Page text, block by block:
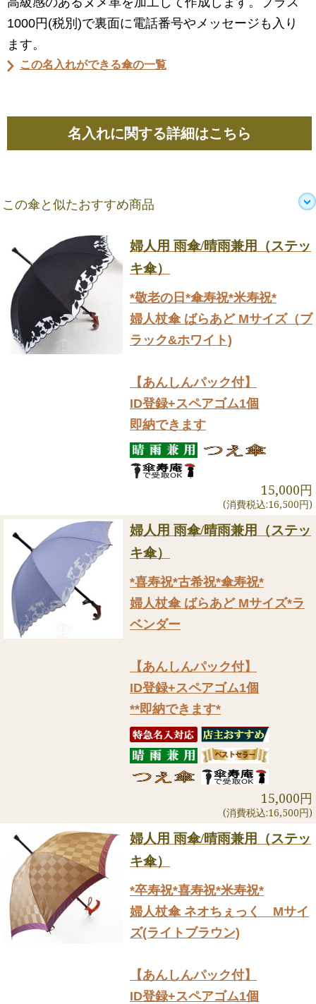
1000円(税別)で裏面に電話番号やメッセージも入り
ます。
この名入れができる傘の一覧
名入れに関する詳細はこちら
この傘と似たおすすめ商品
婦人用 雨傘/晴雨兼用（ステッ
キ傘）
*敬老の日*傘寿祝*米寿祝*
婦人杖傘 ばらあど Mサイズ（ブ
ラック&ホワイト)
【あんしんパック付】
ID登録+スペアゴム1個
即納できます
15,000円
(消費税込:16,500円)
婦人用 雨傘/晴雨兼用（ステッ
キ傘）
*喜寿祝*古希祝*傘寿祝*
婦人杖傘 ばらあど Mサイズ*ラ
ベンダー
【あんしんパック付】
ID登録+スペアゴム1個
**即納できます*
15,000円
(消費税込:16,500円)
婦人用 雨傘/晴雨兼用（ステッ
キ傘）
*卒寿祝*喜寿祝*米寿祝*
婦人杖傘 ネオちぇっく Mサイ
ズ(ライトブラウン)
【あんしんパック付】
ID登録+スペアゴム1個